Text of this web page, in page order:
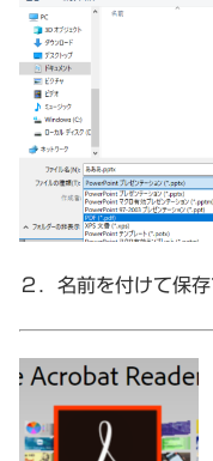
２．名前を付けて保